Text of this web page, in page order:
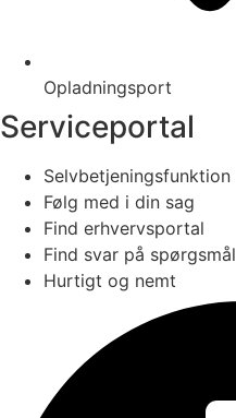
Opladningsport
Serviceportal
Selvbetjeningsfunktion
Følg med i din sag
Find erhvervsportal
Find svar på spørgsmål
Hurtigt og nemt